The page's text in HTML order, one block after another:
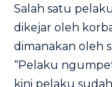
Salah satu
dikejar oleh
dimanakan oleh
“Pelaku
kini pelaku